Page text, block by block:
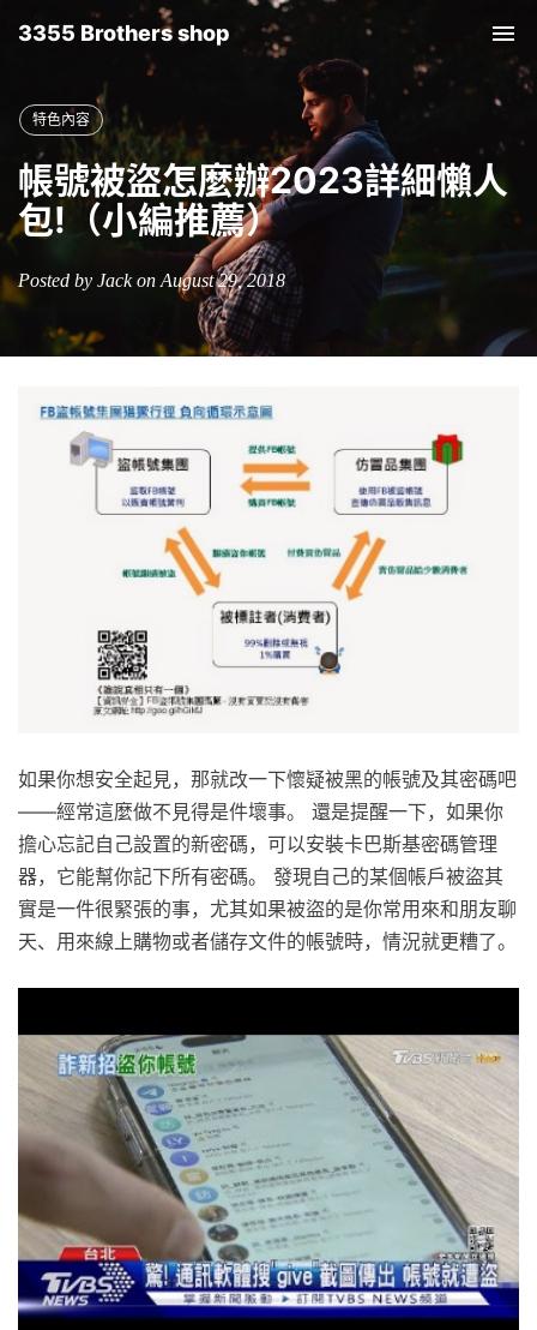
3355 Brothers shop
特色內容
帳號被盜怎麼辦2023詳細懶人
包!（小編推薦）
Posted by Jack on August 29, 2018
如果你想安全起見，那就改一下懷疑被黑的帳號及其密碼吧
——經常這麼做不見得是件壞事。 還是提醒一下，如果你
擔心忘記自己設置的新密碼，可以安裝卡巴斯基密碼管理
器，它能幫你記下所有密碼。 發現自己的某個帳戶被盜其
實是一件很緊張的事，尤其如果被盜的是你常用來和朋友聊
天、用來線上購物或者儲存文件的帳號時，情況就更糟了。